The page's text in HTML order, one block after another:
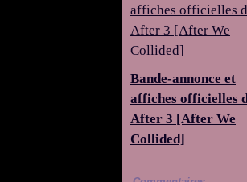
Bande-annonce et
affiches officielles
After 3 [After We
Collided]